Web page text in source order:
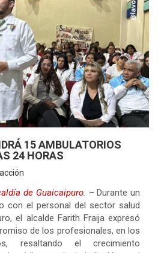
15 AMBULATORIOS
24 HORAS
de Guaicaipuro. – Durante un
con el personal del sector salud
el alcalde Farith Fraija expresó
de los profesionales, en los
resaltando el crecimiento